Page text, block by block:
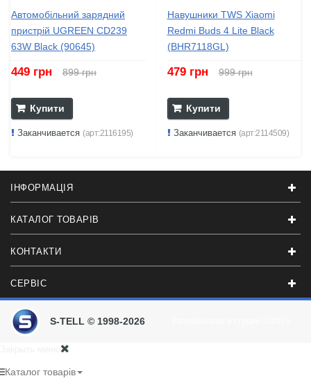
Автомобільний зарядний
пристрій UGREEN CD239
63W Black (90645)
449 грн 899 грн
Купити
Заканчивается (арт:2116195)
Навушники TWS Xiaomi
Redmi Buds 4 Lite Black
(BHR7118GL)
479 грн 999 грн
Купити
Заканчивается (арт:2114509)
ІНФОРМАЦІЯ
КАТАЛОГ ТОВАРІВ
КОНТАКТИ
СЕРВІС
S-TELL © 1998-2026
Каталог товарів